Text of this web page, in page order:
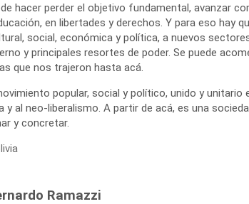
hacer perder el objetivo fundamental, avanzar
en libertades y derechos. Y para eso hay
social, económica y política, a nuevos
y principales resortes de poder. Se puede
que nos trajeron hasta acá.
popular, social y político, unido y unitario
y al neo-liberalismo. A partir de acá, es una
y concretar.
Ramazzi